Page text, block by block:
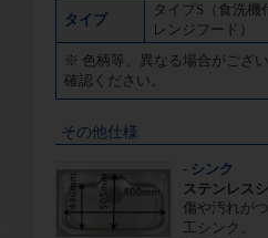
タイプ
タイプS（食洗機
レンジフード）
※ 色柄等、異なる場合がござ
確認ください。
その他仕様
- シンク
ステンレス
傷や汚れが
工シンク。